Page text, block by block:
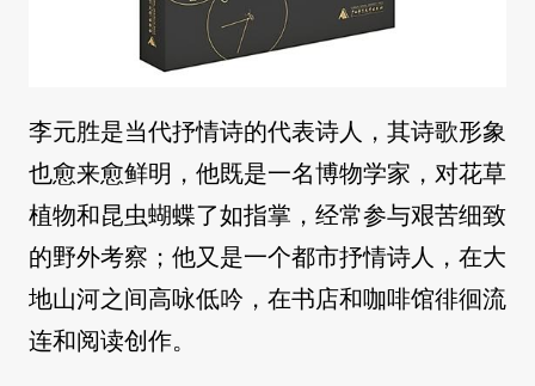
李元胜是当代抒情诗的代表诗人，其诗歌形象
也愈来愈鲜明，他既是一名博物学家，对花草
植物和昆虫蝴蝶了如指掌，经常参与艰苦细致
的野外考察；他又是一个都市抒情诗人，在大
地山河之间高咏低吟，在书店和咖啡馆徘徊流
连和阅读创作。